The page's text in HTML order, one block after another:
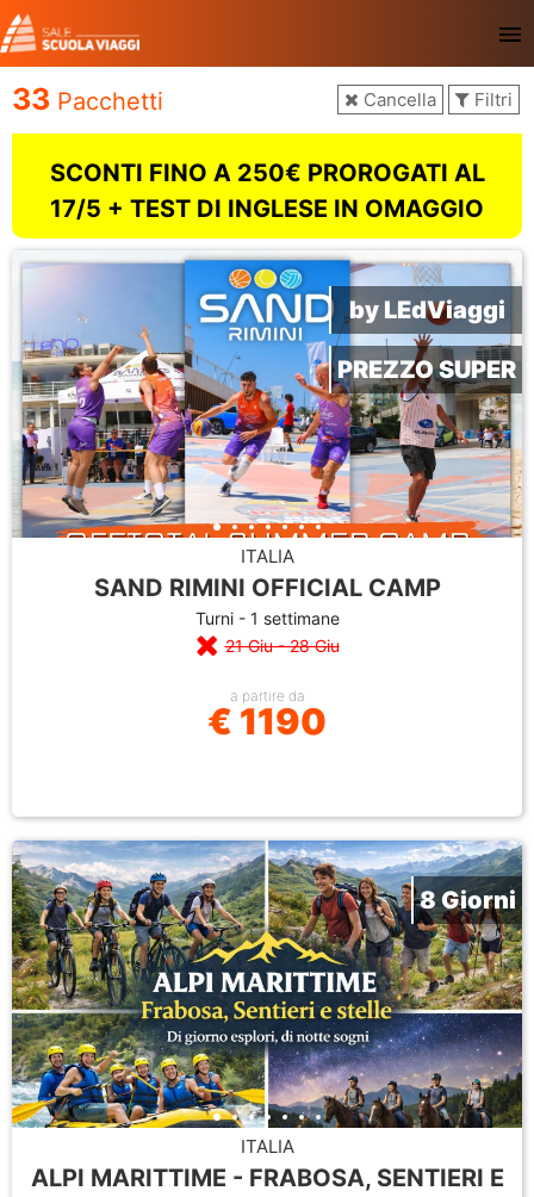
menu
33 Pacchetti Cancella Filtri
SCONTI FINO A 250€ PROROGATI AL
17/5 + TEST DI INGLESE IN OMAGGIO
by LEdViaggi
PREZZO SUPER
ITALIA
SAND RIMINI OFFICIAL CAMP
Turni - 1 settimane
21 Giu - 28 Giu
a partire da
€ 1190
8 Giorni
ITALIA
ALPI MARITTIME - FRABOSA, SENTIERI E